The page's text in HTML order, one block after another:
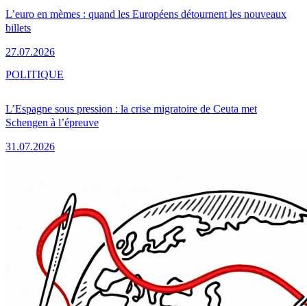
L’euro en mèmes : quand les Européens détournent les nouveaux
billets
27.07.2026
L’Espagne sous pression : la crise migratoire de Ceuta met
Schengen à l’épreuve
31.07.2026
POLITIQUE